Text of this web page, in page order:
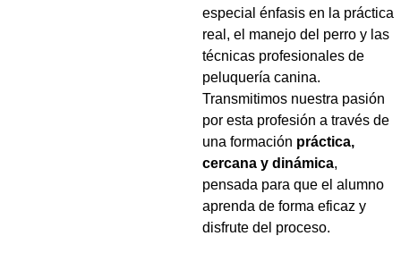
especial énfasis en la práctica
real, el manejo del perro y las
técnicas profesionales de
peluquería canina.
Transmitimos nuestra pasión
por esta profesión a través de
una formación práctica,
cercana y dinámica,
pensada para que el alumno
aprenda de forma eficaz y
disfrute del proceso.